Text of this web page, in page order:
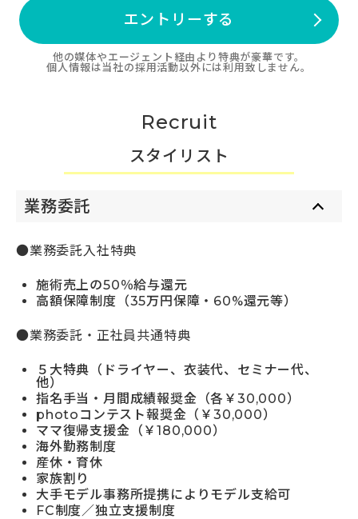
エントリーする
他の媒体やエージェント経由より特典が豪華です。
個人情報は当社の採用活動以外には利用致しません。
Recruit
スタイリスト
業務委託
●業務委託入社特典
施術売上の50％給与還元
高額保障制度（35万円保障・60%還元等）
●業務委託・正社員共通特典
５大特典（ドライヤー、衣装代、セミナー代、
他）
指名手当・月間成績報奨金（各￥30,000）
photoコンテスト報奨金（￥30,000）
ママ復帰支援金（￥180,000）
海外勤務制度
産休・育休
家族割り
大手モデル事務所提携によりモデル支給可
FC制度／独立支援制度